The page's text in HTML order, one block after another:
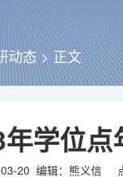
动态>正文
学位
20 编辑：熊义信